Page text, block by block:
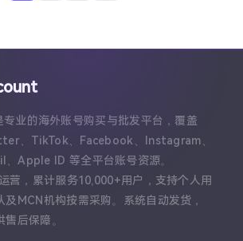
业的海外账号购买与批发平台，覆盖
、TikTok、Facebook、Instagram、
Apple ID 等全平台账号资源。
营，累计服务10,000+用户，支持个人用
及MCN机构按需采购。系统自动发货，
后保障。